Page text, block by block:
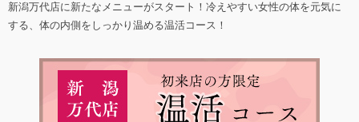
新潟万代店に新たなメニューがスタート！冷えやすい女性の体を元気に
する、体の内側をしっかり温める温活コース！